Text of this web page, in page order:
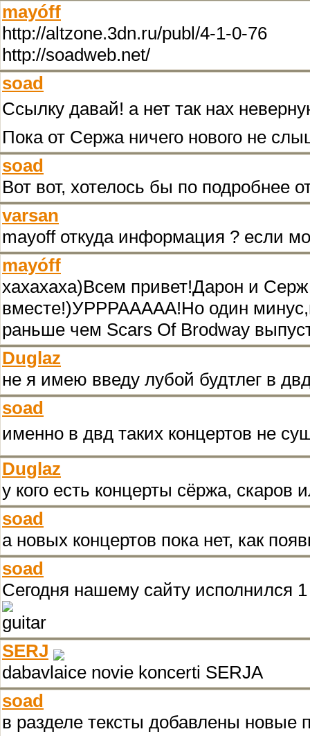
mayóff
http://altzone.3dn.ru/publ/4-1-0-76
http://soadweb.net/
soad
Ссылку давай! а нет так нах
Пока от Сержа ничего нового не
soad
Вот вот, хотелось бы по подробнее
varsan
mayoff откуда информация ? если
mayóff
хахахаха)Всем привет!Дарон и
вместе!)УРРРААААА!Но один
раньше чем Scars Of Brodway
Duglaz
не я имею введу лубой будтлег в
soad
именно в двд таких концертов не
Duglaz
у кого есть концерты сёржа,
soad
а новых концертов пока нет, как
soad
Сегодня нашему сайту исполнился
SERJ
dabavlaice novie koncerti SERJA
soad
в разделе тексты добавлены новые